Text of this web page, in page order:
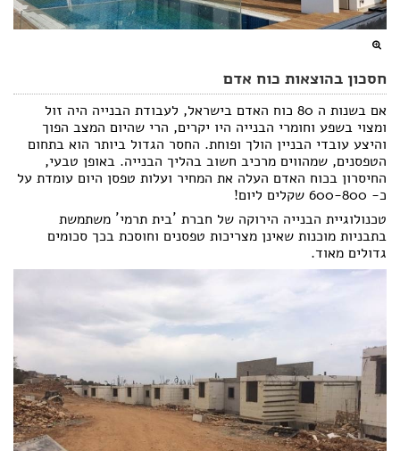
חסכון בהוצאות כוח אדם
אם בשנות ה 80 כוח האדם בישראל, לעבודת הבנייה היה זול
ומצוי בשפע וחומרי הבנייה היו יקרים, הרי שהיום המצב הפוך
והיצע עובדי הבניין הולך ופוחת. החסר הגדול ביותר הוא בתחום
הטפסנים, שמהווים מרכיב חשוב בהליך הבנייה. באופן טבעי,
החיסרון בכוח האדם העלה את המחיר ועלות טפסן היום עומדת על
כ- 600-800 שקלים ליום!
טכנולוגיית הבנייה הירוקה של חברת ´בית תרמי´ משתמשת
בתבניות מוכנות שאינן מצריכות טפסנים וחוסכת בכך סכומים
גדולים מאוד.